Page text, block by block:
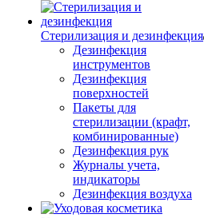
Стерилизация и дезинфекция
Дезинфекция
инструментов
Дезинфекция
поверхностей
Пакеты для
стерилизации (крафт,
комбинированные)
Дезинфекция рук
Журналы учета,
индикаторы
Дезинфекция воздуха